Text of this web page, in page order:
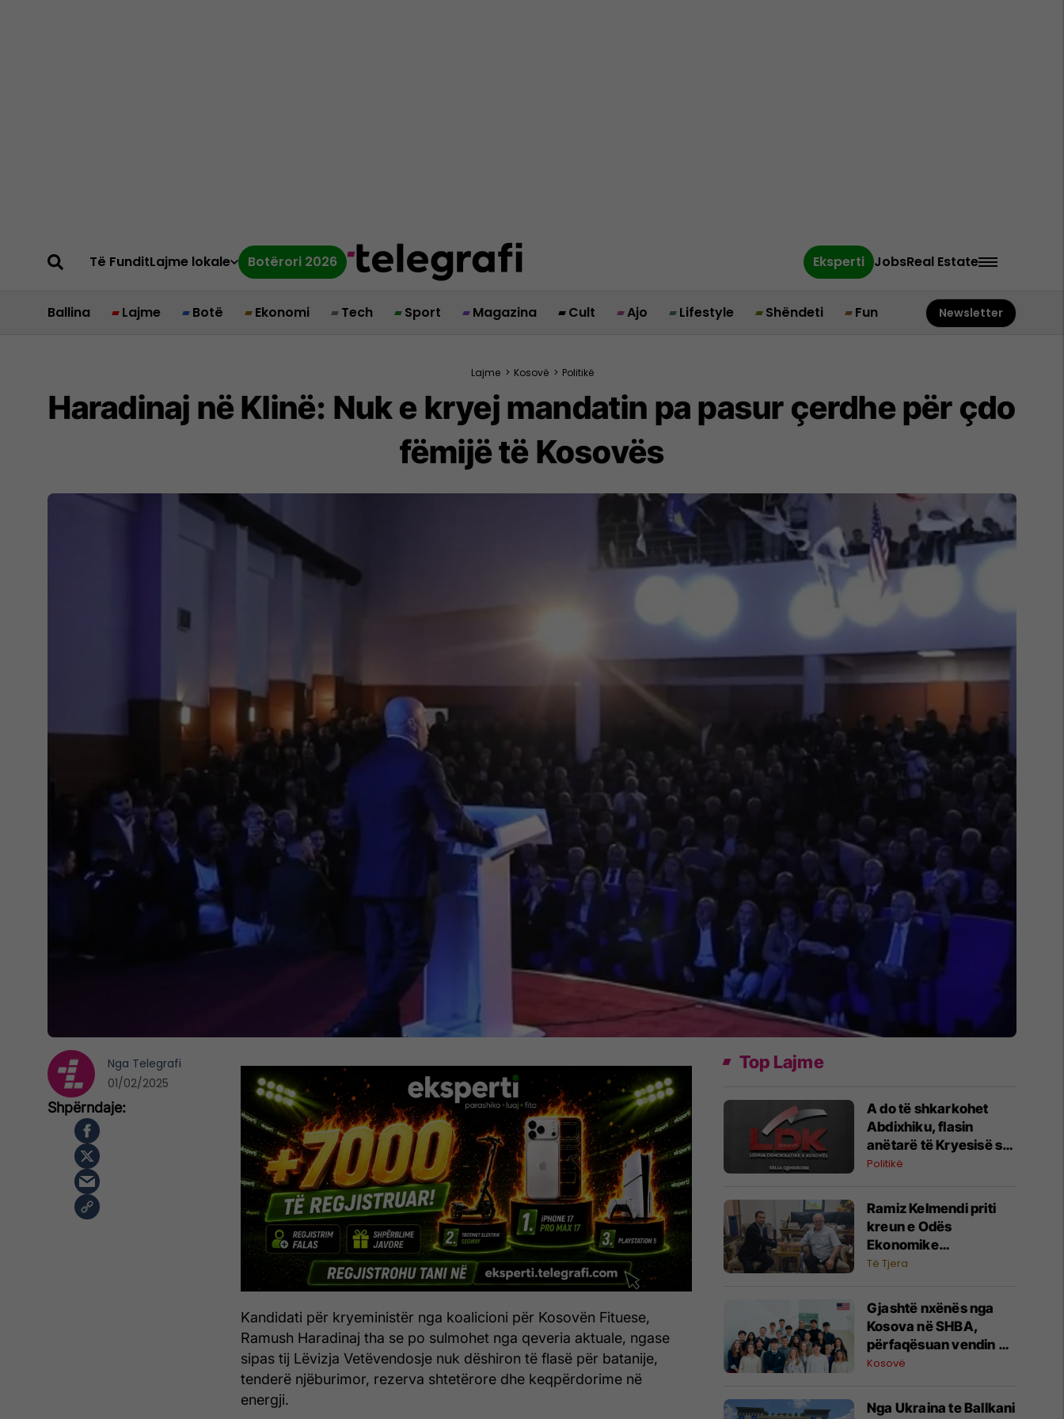
Të FunditLajme lokale Botërori 2026 Eksperti JobsReal Estate
Ballina Lajme Botë Ekonomi Tech Sport Magazina Cult Ajo Lifestyle Shëndeti Fun Newsletter
Lajme > Kosovë > Politikë
Haradinaj në Klinë: Nuk e kryej mandatin pa pasur çerdhe për çdo
fëmijë të Kosovës
Kandidati për kryeministër nga koalicioni për Kosovën Fituese,
Ramush Haradinaj tha se po sulmohet nga qeveria aktuale, ngase
sipas tij Lëvizja Vetëvendosje nuk dëshiron të flasë për batanije,
tenderë njëburimor, rezerva shtetërore dhe keqpërdorime në
energji.
Nga Telegrafi
01/02/2025
Top Lajme
​A do të shkarkohet
Abdixhiku, flasin
anëtarë të Kryesisë së
LDK-së
Politikë
Ramiz Kelmendi priti
kreun e Odës
Ekonomike
Amerikane, u nderua
vjet bashkëpunim
Të Tjera
Gjashtë nxënës nga
Kosova në SHBA,
përfaqësuan vendin në
programin prestigjioz
Departamentit të
Kosovë
Nga Ukraina te Ballkani